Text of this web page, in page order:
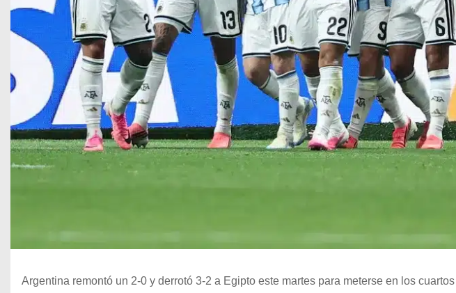
Argentina remontó un 2-0 y derrotó 3-2 a Egipto este martes para meterse en los